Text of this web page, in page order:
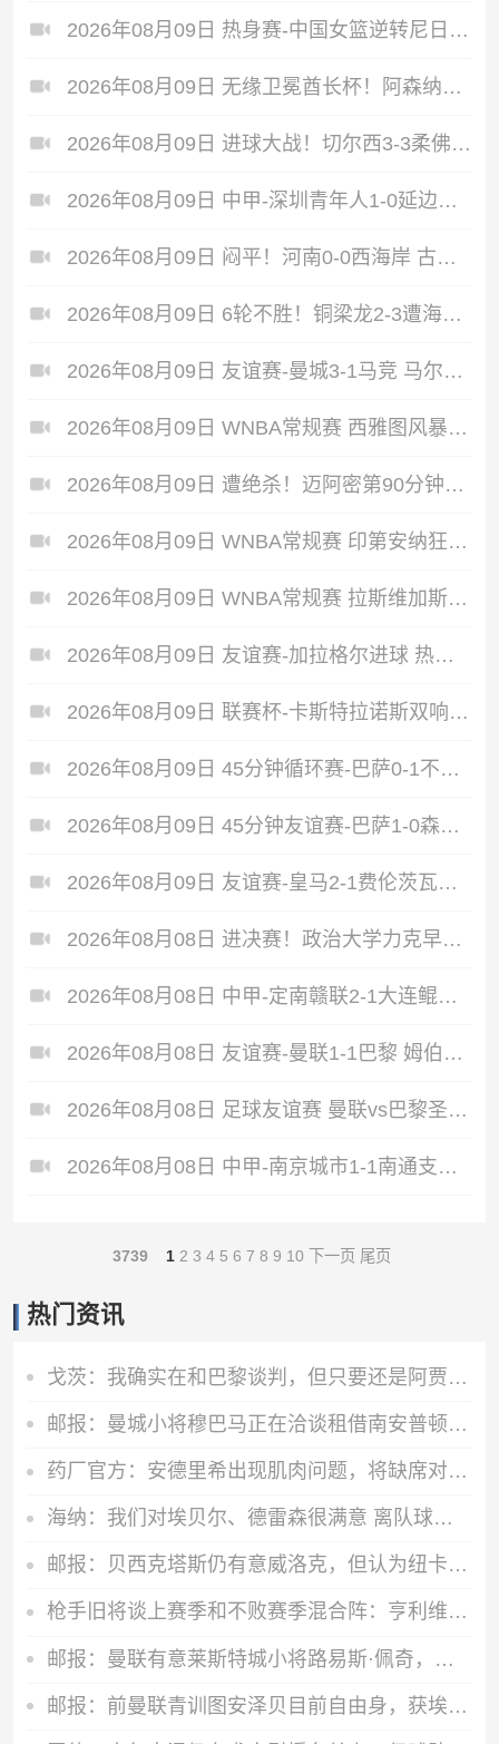
2026年08月09日 热身赛-中国女篮逆转尼日利亚 张子宇23+13 王思雨关键两罚
2026年08月09日 无缘卫冕酋长杯！阿森纳2-3多特 措利斯助攻+造点多特U19三人建功
2026年08月09日 进球大战！切尔西3-3柔佛新山 德拉普双响蓝军热身赛暂2胜2负1平
2026年08月09日 中甲-深圳青年人1-0延边暂升第2 金泰延送点乔尔·诺贝尔操刀命中
2026年08月09日 闷平！河南0-0西海岸 古斯塔沃、何超中框 阿布拉汗替补席染红
2026年08月09日 6轮不胜！铜梁龙2-3遭海港逆转 莱昂纳多双响海港甩开降级区7分
2026年08月09日 友谊赛-曼城3-1马竞 马尔穆什双响塞梅尼奥两助16岁多明戈斯破门
2026年08月09日 WNBA常规赛 西雅图风暴 93 - 100 波特兰火焰 全场集锦
2026年08月09日 遭绝杀！迈阿密第90分钟丢球1-2蒙特雷 德保罗破门展示梅西球衣
2026年08月09日 WNBA常规赛 印第安纳狂热 90 - 86 芝加哥天空 全场集锦
2026年08月09日 WNBA常规赛 拉斯维加斯王牌 87 - 98 明尼苏达山猫 全场集锦
2026年08月09日 友谊赛-加拉格尔进球 热刺1-1赫塔费
2026年08月09日 联赛杯-卡斯特拉诺斯双响 西汉姆联3-1朴茨茅斯
2026年08月09日 45分钟循环赛-巴萨0-1不敌乌迪内斯无缘冠军 巴约挑射绝杀
2026年08月09日 45分钟友谊赛-巴萨1-0森林 拉菲点射费尔明造点 两队各一次中柱
2026年08月09日 友谊赛-皇马2-1费伦茨瓦罗斯 里瓦斯建功埃斯皮破门巴尔韦德助攻
2026年08月08日 进决赛！政治大学力克早稻田大学 谢昀达26+6 波波卡22+15+7
2026年08月08日 中甲-定南赣联2-1大连鲲城 达西埃尔两分钟两球
2026年08月08日 友谊赛-曼联1-1巴黎 姆伯莫破门+屡造险 姆巴耶建功芒特伤退
2026年08月08日 足球友谊赛 曼联vs巴黎圣日耳曼 进球
2026年08月08日 中甲-南京城市1-1南通支云5轮不胜 冈萨雷斯建功董洪麟破门救主
3739 1 2 3 4 5 6 7 8 9 10 下一页 尾页
热门资讯
戈茨：我确实在和巴黎谈判，但只要还是阿贾克斯球员我就会拼全力
邮报：曼城小将穆巴马正在洽谈租借南安普顿的事宜
药厂官方：安德里希出现肌肉问题，将缺席对阵纽卡和森林的热身赛
海纳：我们对埃贝尔、德雷森很满意 离队球员？还有3周时间可操作
邮报：贝西克塔斯仍有意威洛克，但认为纽卡斯尔要价过高
枪手旧将谈上赛季和不败赛季混合阵：亨利维埃拉等五人无可替代
邮报：曼联有意莱斯特城小将路易斯·佩奇，面临阿森纳等队竞争
邮报：前曼联青训图安泽贝目前自由身，获埃弗顿、小蜜蜂等队关注